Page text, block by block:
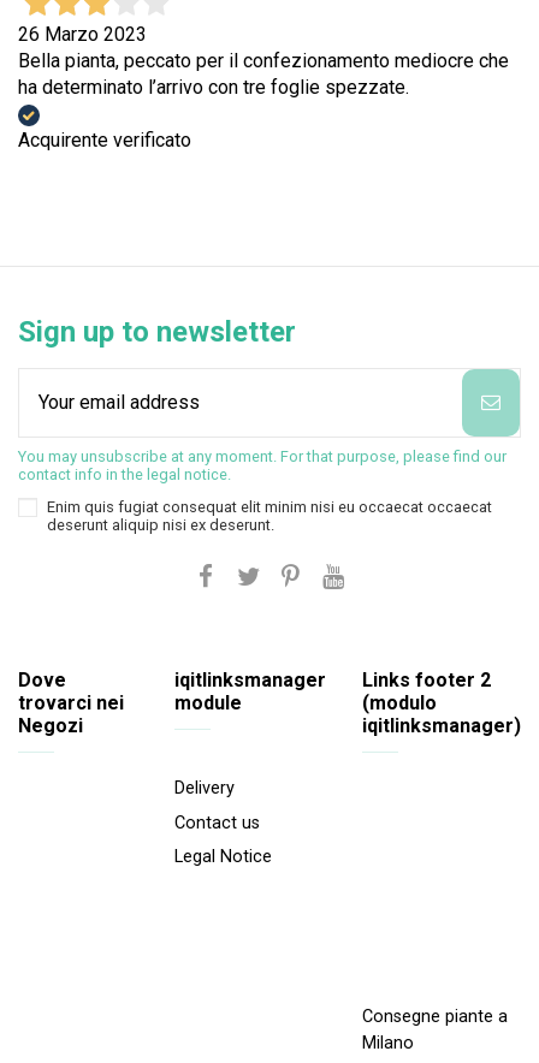
26 Marzo 2023
Bella pianta, peccato per il confezionamento mediocre che
ha determinato l’arrivo con tre foglie spezzate.
Acquirente verificato
Sign up to newsletter
You may unsubscribe at any moment. For that purpose, please find our
contact info in the legal notice.
Enim quis fugiat consequat elit minim nisi eu occaecat occaecat
deserunt aliquip nisi ex deserunt.
Dove
trovarci nei
Negozi
iqitlinksmanager
module
Delivery
Contact us
Legal Notice
Links footer 2
(modulo
iqitlinksmanager)
Consegne piante a
Milano